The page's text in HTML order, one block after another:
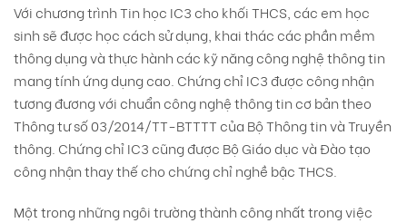
Với chương trình Tin học IC3 cho khối THCS, các em học
sinh sẽ được học cách sử dụng, khai thác các phần mềm
thông dụng và thực hành các kỹ năng công nghệ thông tin
mang tính ứng dụng cao. Chứng chỉ IC3 được công nhận
tương đương với chuẩn công nghệ thông tin cơ bản theo
Thông tư số 03/2014/TT-BTTTT của Bộ Thông tin và Truyền
thông. Chứng chỉ IC3 cũng được Bộ Giáo dục và Đào tạo
công nhận thay thế cho chứng chỉ nghề bậc THCS.
Một trong những ngôi trường thành công nhất trong việc